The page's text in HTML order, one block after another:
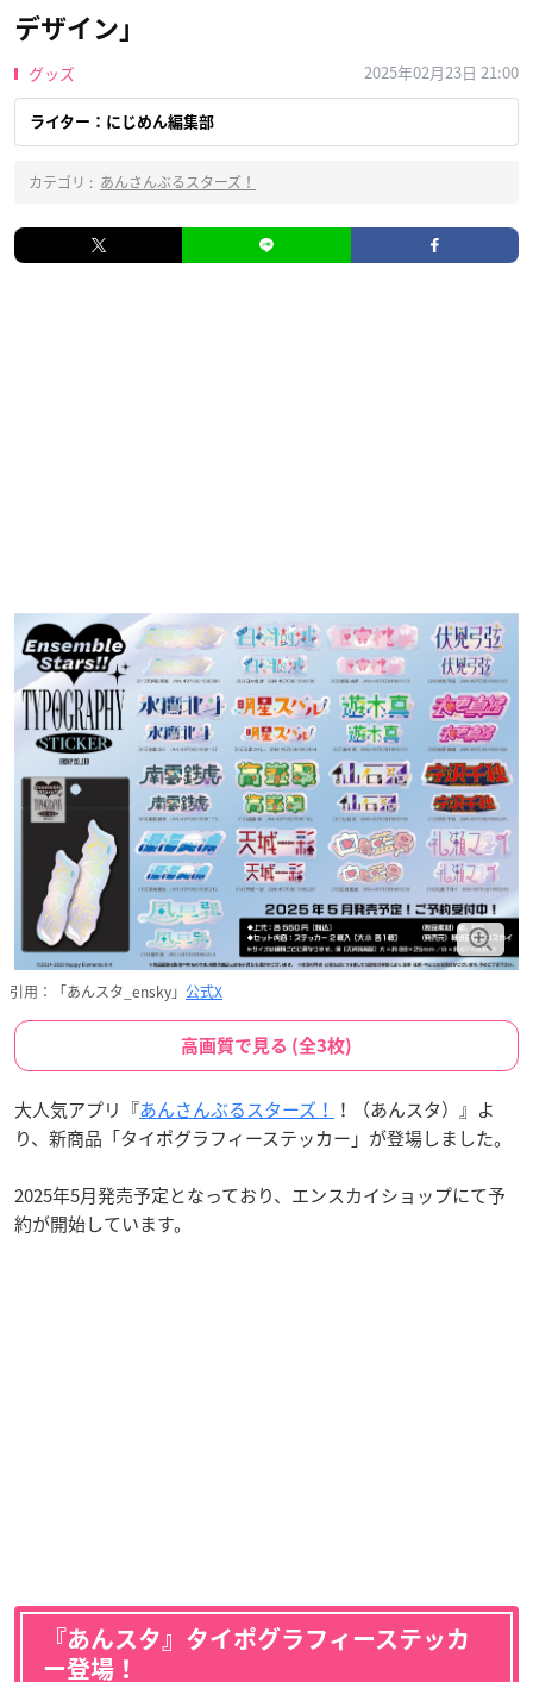
デザイン」
グッズ 2025年02月23日 21:00
ライター：にじめん編集部
カテゴリ : あんさんぶるスターズ！
引用：「あんスタ_ensky」 公式X
高画質で見る (全3枚)
大人気アプリ『あんさんぶるスターズ！ ！（あんスタ）』よ
り、新商品「タイポグラフィーステッカー」が登場しました。
2025年5月発売予定となっており、エンスカイショップにて予
約が開始しています。
『あんスタ』タイポグラフィーステッカ
ー登場！